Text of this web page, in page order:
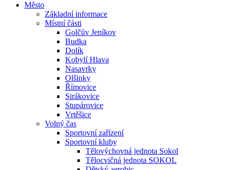
Město
Základní informace
Místní části
Golčův Jeníkov
Budka
Dolík
Kobylí Hlava
Nasavrky
Olšinky
Římovice
Sirákovice
Stupárovice
Vrtěšice
Volný čas
Sportovní zařízení
Sportovní kluby
Tělovýchovná jednota Sokol
Tělocvičná jednota SOKOL